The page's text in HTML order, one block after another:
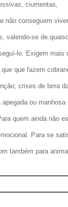
ciumentas,
não conseguem
valendo-se de
lo. Exigem mais
que fazem
crises de birra
ou manhosa
quem ainda não
Para se
também para